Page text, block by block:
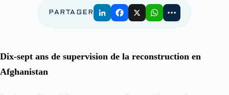
PARTAGER
Dix-sept ans de supervision de la reconstruction en
Afghanistan